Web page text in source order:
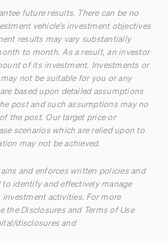
future results. There can be no
vehicle’s investment objectives
results may vary substantially
to month. As a result, an investor
of its investment. Investments or
not be suitable for you or any
based upon detailed assumptions
post and such assumptions may no
the post. Our target price or
scenarios which are relied upon to
may not be achieved.
and enforces written policies and
identify and effectively manage
activities. For more
the Disclosures and Terms of Use
disclosuresand